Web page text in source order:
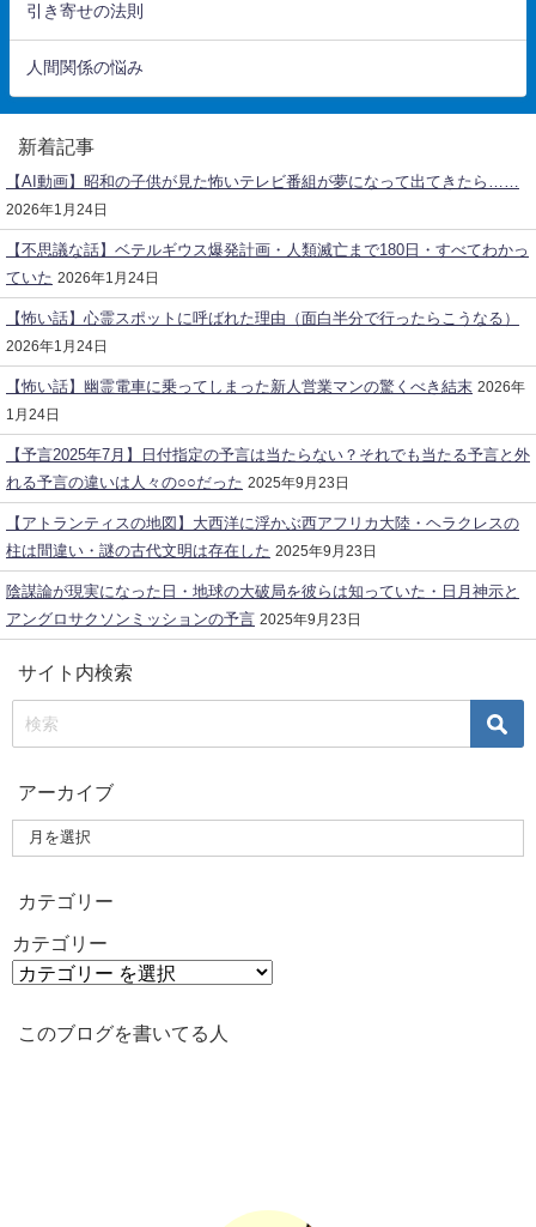
引き寄せの法則
人間関係の悩み
新着記事
【AI動画】昭和の子供が見た怖いテレビ番組が夢になって出てきたら……
2026年1月24日
【不思議な話】ベテルギウス爆発計画・人類滅亡まで180日・すべてわかっ
ていた 2026年1月24日
【怖い話】心霊スポットに呼ばれた理由（面白半分で行ったらこうなる）
2026年1月24日
【怖い話】幽霊電車に乗ってしまった新人営業マンの驚くべき結末 2026年
1月24日
【予言2025年7月】日付指定の予言は当たらない？それでも当たる予言と外
れる予言の違いは人々の○○だった 2025年9月23日
【アトランティスの地図】大西洋に浮かぶ西アフリカ大陸・ヘラクレスの
柱は間違い・謎の古代文明は存在した 2025年9月23日
陰謀論が現実になった日・地球の大破局を彼らは知っていた・日月神示と
アングロサクソンミッションの予言 2025年9月23日
サイト内検索
アーカイブ
カテゴリー
カテゴリー
このブログを書いてる人